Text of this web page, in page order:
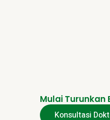
Mulai Turunkan
Konsultasi